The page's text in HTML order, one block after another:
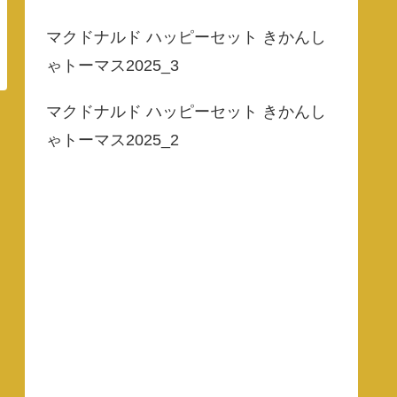
マクドナルド ハッピーセット きかんし
ゃトーマス2025_3
マクドナルド ハッピーセット きかんし
ゃトーマス2025_2